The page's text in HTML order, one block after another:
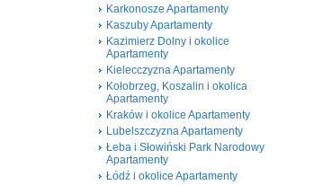
Karkonosze Apartamenty
Kaszuby Apartamenty
Kazimierz Dolny i okolice
Apartamenty
Kielecczyzna Apartamenty
Kołobrzeg, Koszalin i okolica
Apartamenty
Kraków i okolice Apartamenty
Lubelszczyzna Apartamenty
Łeba i Słowiński Park Narodowy
Apartamenty
Łódź i okolice Apartamenty